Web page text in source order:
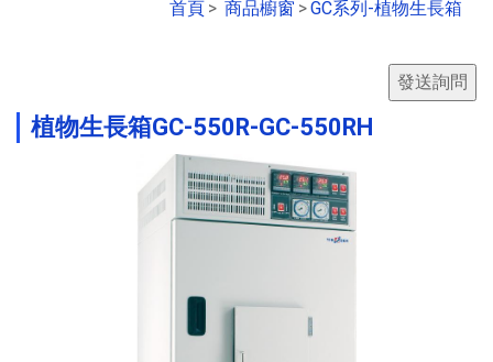
首頁 > 商品櫥窗 >GC系列-植物生長箱
植物生長箱GC-550R-GC-550RH